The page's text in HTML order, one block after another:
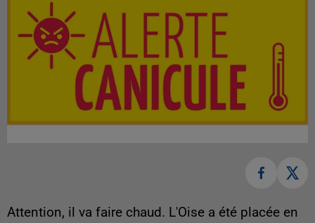
Attention, il va faire chaud. L'Oise a été placée en